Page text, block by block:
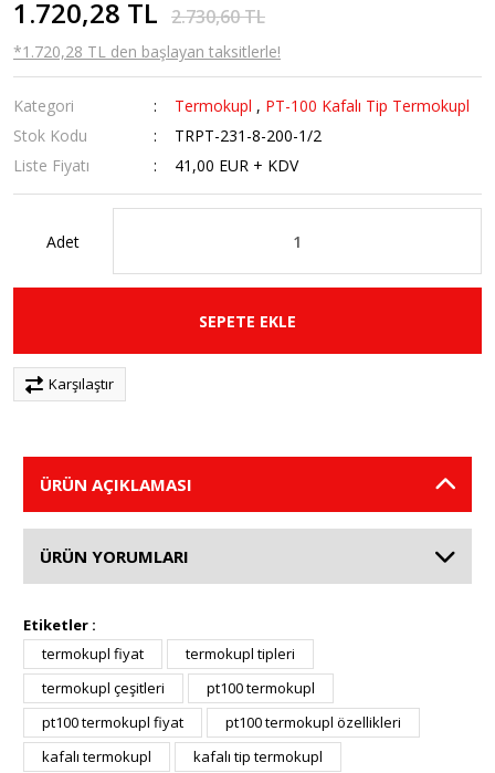
1.720,28 TL 2.730,60 TL
*1.720,28 TL den başlayan taksitlerle!
Kategori Termokupl , PT-100 Kafalı Tip Termokupl
Stok Kodu
TRPT-231-8-200-1/2
Liste Fiyatı
41,00 EUR + KDV
Adet
SEPETE EKLE
Karşılaştır
ÜRÜN AÇIKLAMASI
ÜRÜN YORUMLARI
Etiketler :
termokupl fiyat
termokupl tipleri
termokupl çeşitleri
pt100 termokupl
pt100 termokupl fiyat
pt100 termokupl özellikleri
kafalı termokupl
kafalı tip termokupl